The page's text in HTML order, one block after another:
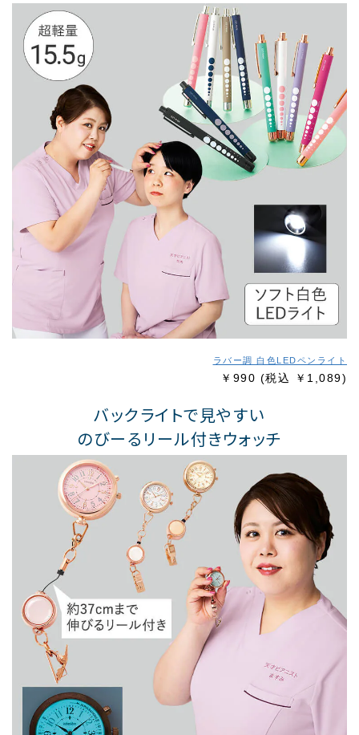
ラバー調 白色LEDペンライト
￥990 (税込 ￥1,089)
バックライトで見やすい
のびーるリール付きウォッチ